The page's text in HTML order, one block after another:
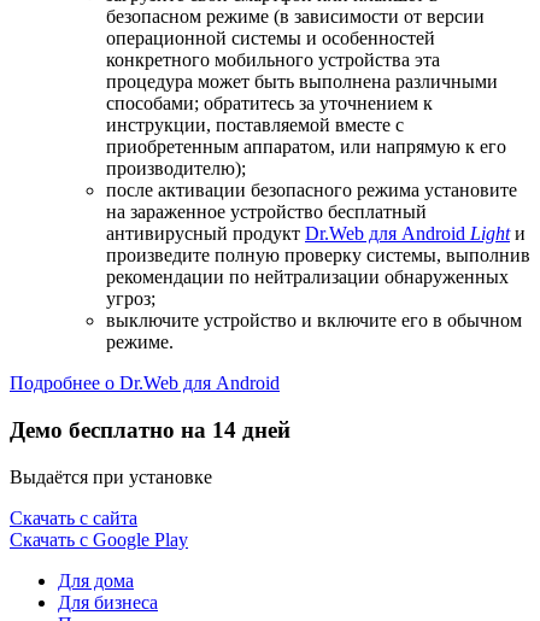
безопасном режиме (в зависимости от версии
операционной системы и особенностей
конкретного мобильного устройства эта
процедура может быть выполнена различными
способами; обратитесь за уточнением к
инструкции, поставляемой вместе с
приобретенным аппаратом, или напрямую к его
производителю);
после активации безопасного режима установите
на зараженное устройство бесплатный
антивирусный продукт Dr.Web для Android Lightи
произведите полную проверку системы, выполнив
рекомендации по нейтрализации обнаруженных
угроз;
выключите устройство и включите его в обычном
режиме.
Подробнее о Dr.Web для Android
Демо бесплатно на 14 дней
Выдаётся при установке
Скачать с сайта
Скачать с Google Play
Для дома
Для бизнеса